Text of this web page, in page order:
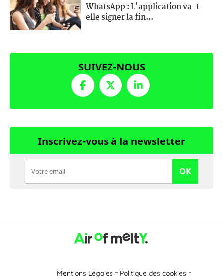
WhatsApp : L'application va-t-
elle signer la fin...
SUIVEZ-NOUS
Inscrivez-vous à la newsletter
OK
Mentions Légales
Politique des cookies